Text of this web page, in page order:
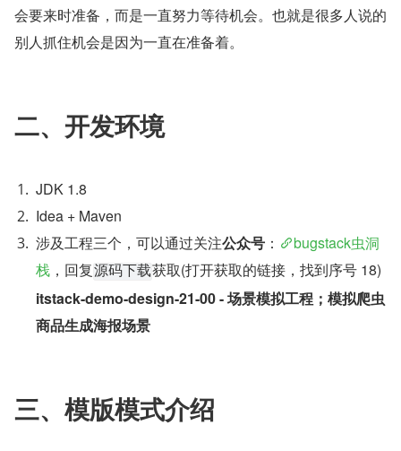
会要来时准备，而是一直努力等待机会。也就是很多人说的
别人抓住机会是因为一直在准备着。
二、开发环境
JDK 1.8
Idea + Maven
涉及工程三个，可以通过关注公众号 ：
bugstack虫洞
栈 ，回复源码下载
itstack-demo-design-21-00 - 场景模拟工程；模拟爬虫
商品生成海报场景
三、模版模式介绍